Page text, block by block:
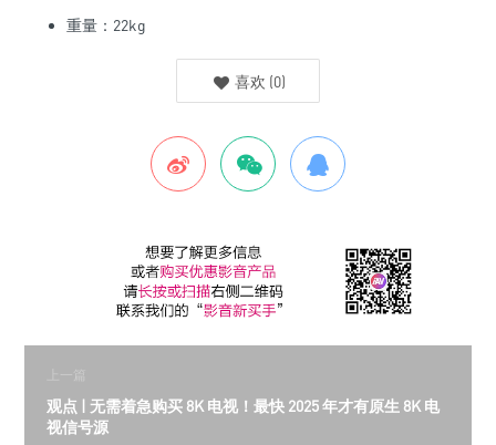
重量：22kg
喜欢 (0)
上一篇
观点 | 无需着急购买 8K 电视！最快 2025 年才有原生 8K 电
视信号源